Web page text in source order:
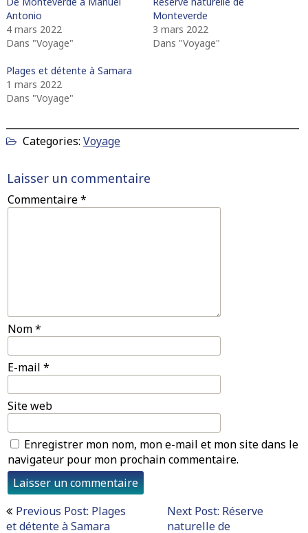
Antonio
4 mars 2022
Dans "Voyage"
Monteverde
3 mars 2022
Dans "Voyage"
Plages et détente à Samara
1 mars 2022
Dans "Voyage"
Categories: Voyage
Laisser un commentaire
Commentaire*
Nom*
E-mail *
Site web
Enregistrer mon nom, mon e-mail et mon site dans le
navigateur pour mon prochain commentaire.
Navigation
de
Previous Post: Plages
et détente à Samara
Next Post: Réserve
naturelle de